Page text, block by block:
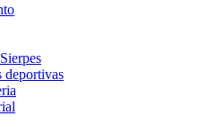
deportivas